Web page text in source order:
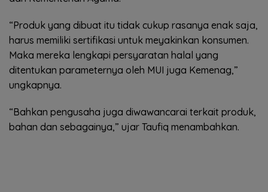
“Produk yang dibuat itu tidak cukup rasanya enak saja,
harus memiliki sertifikasi untuk meyakinkan konsumen.
Maka mereka lengkapi persyaratan halal yang
ditentukan parameternya oleh MUI juga Kemenag,”
ungkapnya.
“Bahkan pengusaha juga diwawancarai terkait produk,
bahan dan sebagainya,” ujar Taufiq menambahkan.